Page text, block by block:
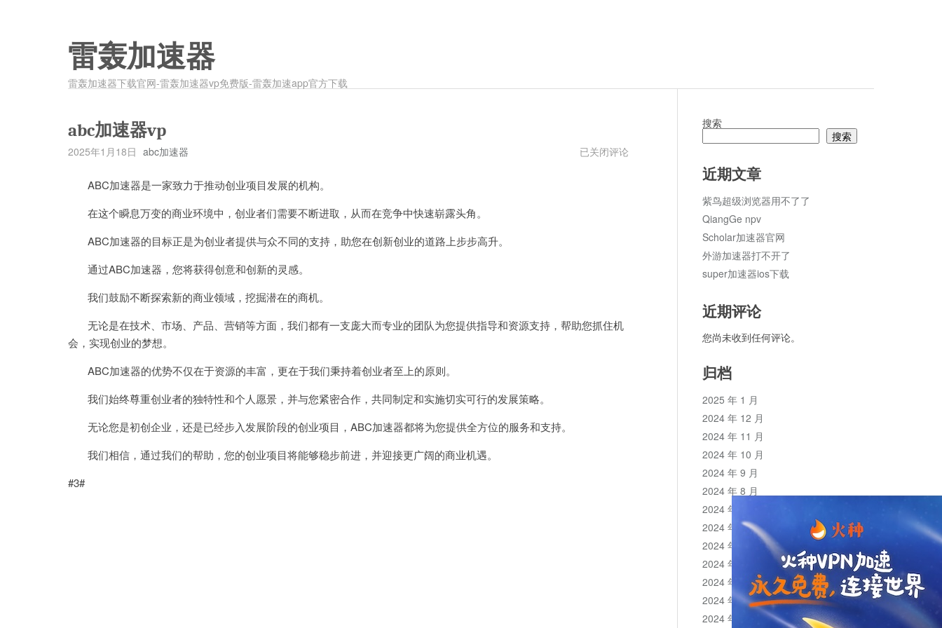
雷轰加速器
雷轰加速器下载官网-雷轰加速器vp免费版-雷轰加速app官方下载
abc加速器vp
2025年1月18日 abc加速器
abc
已关闭评论
ABC加速器是一家致力于推动创业项目发展的机构。
在这个瞬息万变的商业环境中，创业者们需要不断进取，从而在竞争中快速崭露头角。
ABC加速器的目标正是为创业者提供与众不同的支持，助您在创新创业的道路上步步高升。
通过ABC加速器，您将获得创意和创新的灵感。
我们鼓励不断探索新的商业领域，挖掘潜在的商机。
无论是在技术、市场、产品、营销等方面，我们都有一支庞大而专业的团队为您提供指导和资源支持，帮助您抓住机
会，实现创业的梦想。
ABC加速器的优势不仅在于资源的丰富，更在于我们秉持着创业者至上的原则。
我们始终尊重创业者的独特性和个人愿景，并与您紧密合作，共同制定和实施切实可行的发展策略。
无论您是初创企业，还是已经步入发展阶段的创业项目，ABC加速器都将为您提供全方位的服务和支持。
我们相信，通过我们的帮助，您的创业项目将能够稳步前进，并迎接更广阔的商业机遇。
#3#
搜索
搜索
近期文章
紫鸟超级浏览器用不了了
QiangGe npv
Scholar加速器官网
外游加速器打不开了
super加速器ios下载
近期评论
您尚未收到任何评论。
归档
2025 年 1 月
2024 年 12 月
2024 年 11 月
2024 年 10 月
2024 年 9 月
2024 年 8 月
2024 年 7 月
2024 年 6 月
2024 年 5 月
2024 年 4 月
2024 年 3 月
2024 年 2 月
2024 年 1 月